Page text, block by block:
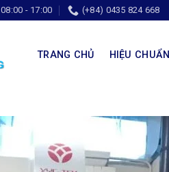
08:00 - 17:00 (+84) 0435 824 668
TRANG CHỦ HIỆU CHUẨN